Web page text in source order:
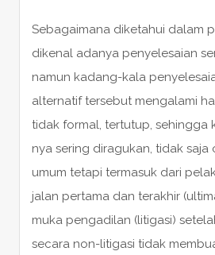
Sebagaimana diketahui dalam
dikenal adanya penyelesaian
namun kadang-kala
alternatif tersebut mengalami
tidak formal, tertutup, sehingga
nya sering diragukan, tidak saja
umum tetapi termasuk dari
jalan pertama dan terakhir
muka pengadilan (litigasi)
secara non-litigasi tidak